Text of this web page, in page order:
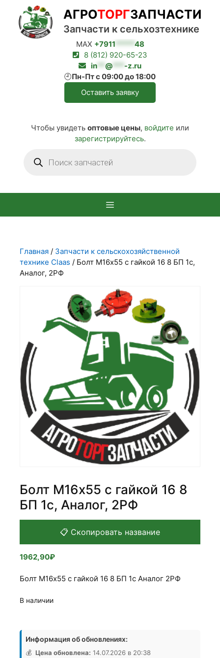
Перейти
содержимому
MAX +7911 ***** 48
8 (812) 920-65-23
in
@ *** -z.ru
🕘Пн-Пт с 09:00 до 18:00
Оставить заявку
Чтобы увидеть оптовые цены, войдите или
зарегистрируйтесь.
товаров
АГРОТОРГЗАПЧАСТИ
Запчасти к сельхозтехнике
Главная / Запчасти к сельскохозяйственной
технике Claas / Болт М16х55 с гайкой 16 8 БП 1с,
Аналог, 2РФ
Болт М16х55 с гайкой 16 8
БП 1с, Аналог, 2РФ
📋 Скопировать название
1962,90₽
Болт М16х55 с гайкой 16 8 БП 1с Аналог 2РФ
В наличии
товара
Болт
М16х55
Информация об обновлениях:
💰 Цена обновлена: 14.07.2026 в 20:38